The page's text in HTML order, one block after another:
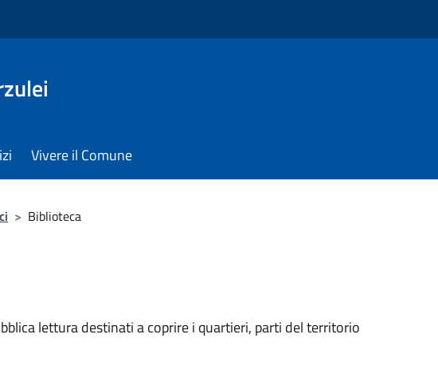
Vivere il Comune
> Biblioteca
lettura destinati a coprire i quartieri, parti del territorio